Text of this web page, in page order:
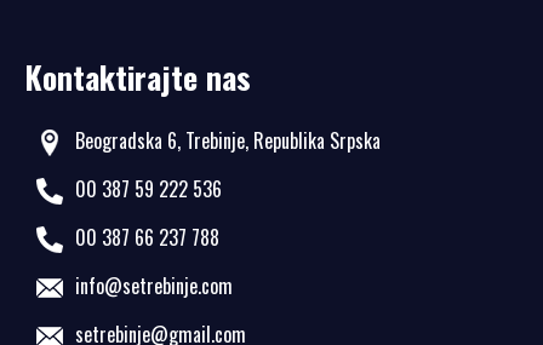
Kontaktirajte nas
Beogradska 6, Trebinje, Republika Srpska
00 387 59 222 536
00 387 66 237 788
info@setrebinje.com
setrebinje@gmail.com